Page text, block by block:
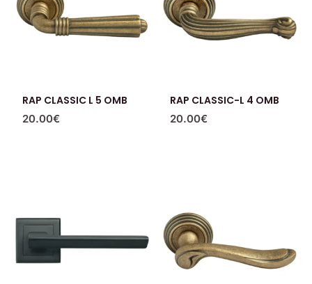
RAP CLASSIC L 5 OMB
20.00€
RAP CLASSIC-L 4 OMB
20.00€